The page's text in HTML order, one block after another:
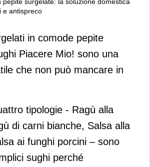
e antispreco
Mio! in pepite
soluzione domestica per
e antispreco
in comode pepite
Piacere Mio! sono una
che non può mancare in
tipologie - Ragù alla
di carni bianche, Salsa alla
ai funghi porcini – sono
sughi perché